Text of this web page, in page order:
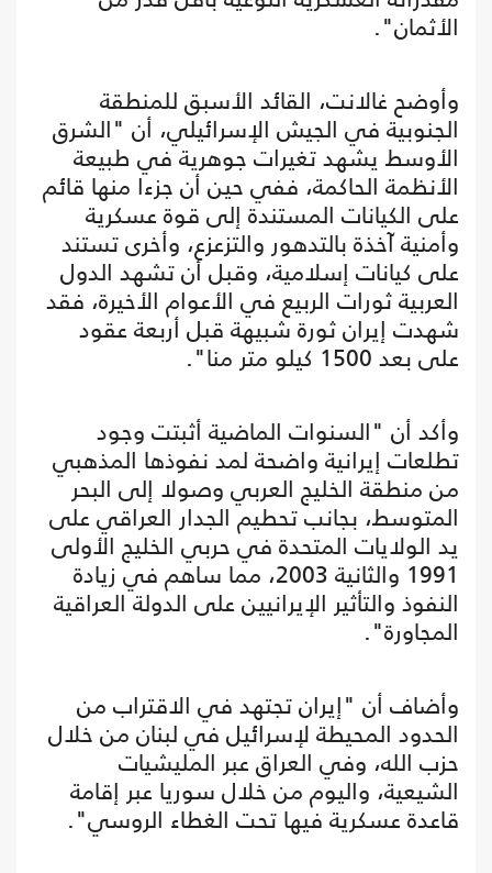
الأثمان".
وأوضح غالانت، القائد الأسبق للمنطقة
الجنوبية في الجيش الإسرائيلي، أن "الشرق
الأوسط يشهد تغيرات جوهرية في طبيعة
الأنظمة الحاكمة، ففي حين أن جزءا منها قائم
على الكيانات المستندة إلى قوة عسكرية
وأمنية آخذة بالتدهور والتزعزع، وأخرى تستند
على كيانات إسلامية، وقبل أن تشهد الدول
العربية ثورات الربيع في الأعوام الأخيرة، فقد
شهدت إيران ثورة شبيهة قبل أربعة عقود
على بعد 1500 كيلو متر منا".
وأكد أن "السنوات الماضية أثبتت وجود
تطلعات إيرانية واضحة لمد نفوذها المذهبي
من منطقة الخليج العربي وصولا إلى البحر
المتوسط، بجانب تحطيم الجدار العراقي على
يد الولايات المتحدة في حربي الخليج الأولى
1991 والثانية 2003، مما ساهم في زيادة
النفوذ والتأثير الإيرانيين على الدولة العراقية
المجاورة".
وأضاف أن "إيران تجتهد في الاقتراب من
الحدود المحيطة لإسرائيل في لبنان من خلال
حزب الله، وفي العراق عبر المليشيات
الشيعية، واليوم من خلال سوريا عبر إقامة
قاعدة عسكرية فيها تحت الغطاء الروسي".